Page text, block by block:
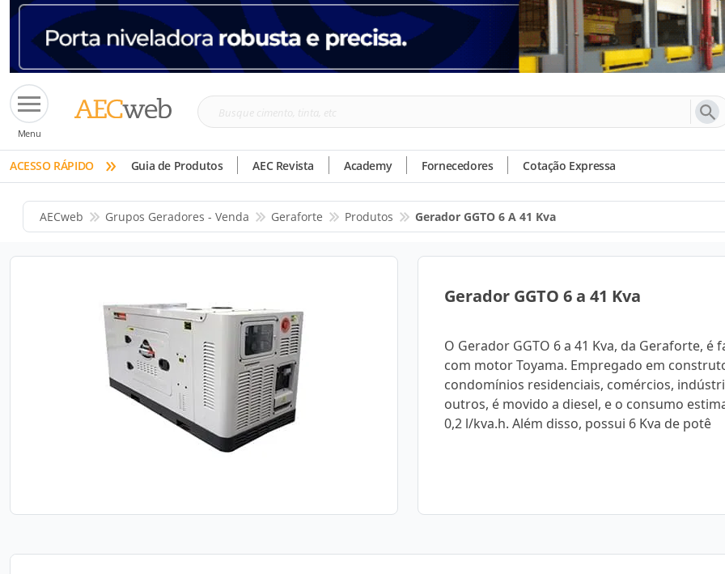
Menu
Busque
tinta,
etc
ACESSO RÁPIDO » Guia de Produtos AEC Revista Academy Fornecedores Cotação Expressa
AECweb Grupos Geradores - Venda Geraforte Produtos Gerador GGTO 6 A 41 Kva
Gerador GGTO 6 a 41 Kva
O Gerador GGTO 6 a 41 Kva, da Geraforte, é
com motor Toyama. Empregado em
condomínios residenciais, comércios,
outros, é movido a diesel, e o consumo
0,2 l/kva.h. Além disso, possui 6 Kva de potê